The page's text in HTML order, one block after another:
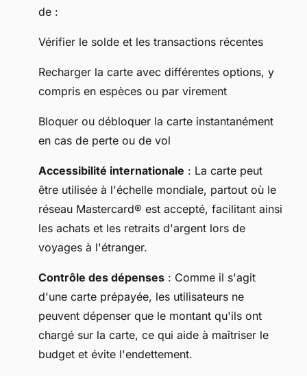
de :
Vérifier le solde et les transactions récentes
Recharger la carte avec différentes options, y
compris en espèces ou par virement
Bloquer ou débloquer la carte instantanément
en cas de perte ou de vol
Accessibilité internationale : La carte peut
être utilisée à l'échelle mondiale, partout où le
réseau Mastercard® est accepté, facilitant ainsi
les achats et les retraits d'argent lors de
voyages à l'étranger.
Contrôle des dépenses : Comme il s'agit
d'une carte prépayée, les utilisateurs ne
peuvent dépenser que le montant qu'ils ont
chargé sur la carte, ce qui aide à maîtriser le
budget et évite l'endettement.